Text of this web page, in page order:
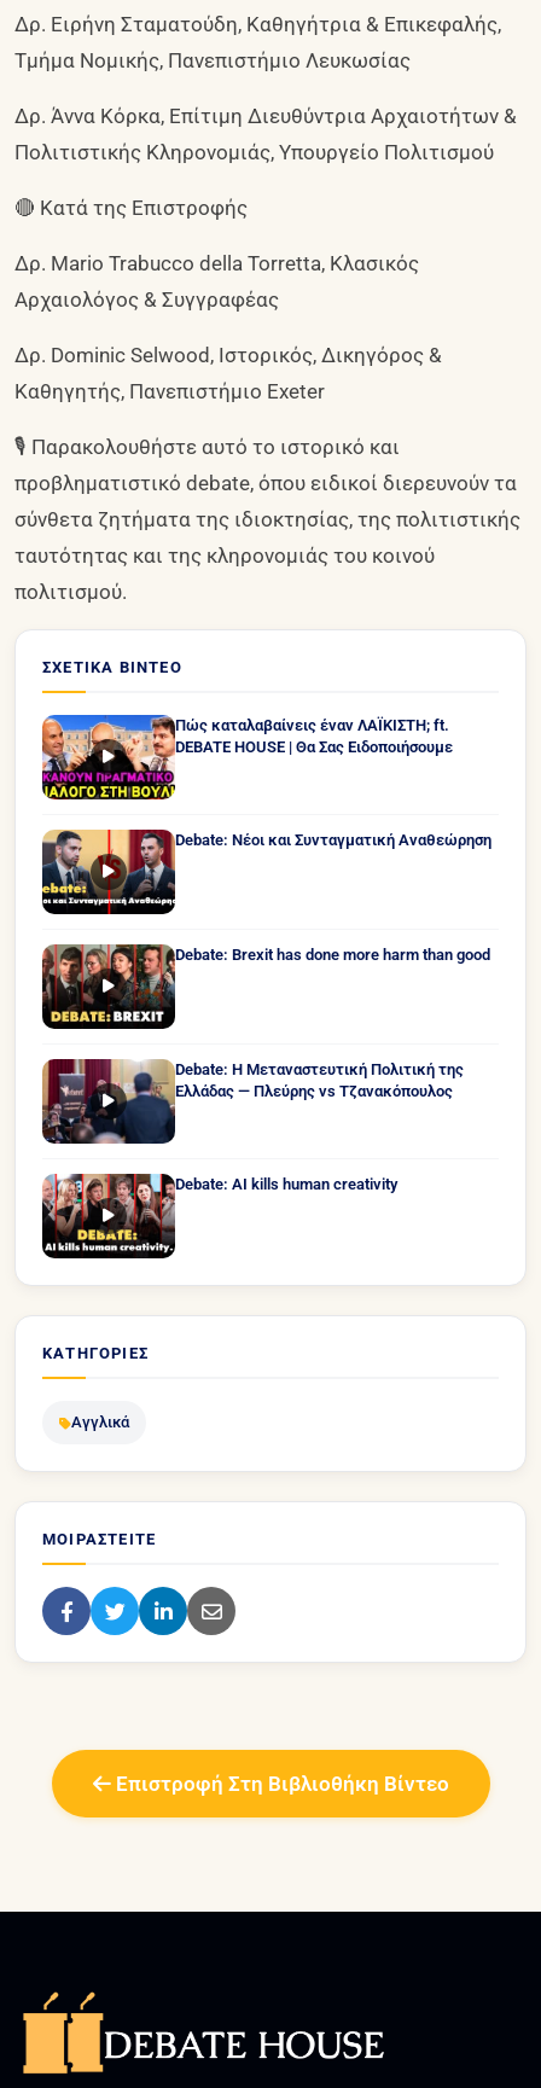
Δρ. Ειρήνη Σταματούδη, Καθηγήτρια & Επικεφαλής,
Τμήμα Νομικής, Πανεπιστήμιο Λευκωσίας
Δρ. Άννα Κόρκα, Επίτιμη Διευθύντρια Αρχαιοτήτων &
Πολιτιστικής Κληρονομιάς, Υπουργείο Πολιτισμού
🔴 Κατά της Επιστροφής
Δρ. Mario Trabucco della Torretta, Κλασικός
Αρχαιολόγος & Συγγραφέας
Δρ. Dominic Selwood, Ιστορικός, Δικηγόρος &
Καθηγητής, Πανεπιστήμιο Exeter
🎙️ Παρακολουθήστε αυτό το ιστορικό και
προβληματιστικό debate, όπου ειδικοί διερευνούν τα
σύνθετα ζητήματα της ιδιοκτησίας, της πολιτιστικής
ταυτότητας και της κληρονομιάς του κοινού
πολιτισμού.
ΣΧΕΤΙΚΆ ΒΊΝΤΕΟ
Πώς καταλαβαίνεις έναν ΛΑΪΚΙΣΤΗ; ft.
DEBATE HOUSE | Θα Σας Ειδοποιήσουμε
Debate: Νέοι και Συνταγματική Αναθεώρηση
Debate: Brexit has done more harm than good
Debate: Η Μεταναστευτική Πολιτική της
Ελλάδας — Πλεύρης vs Τζανακόπουλος
Debate: AI kills human creativity
ΚΑΤΗΓΟΡΊΕΣ
Αγγλικά
ΜΟΙΡΑΣΤΕΊΤΕ
Επιστροφή Στη Βιβλιοθήκη Βίντεο